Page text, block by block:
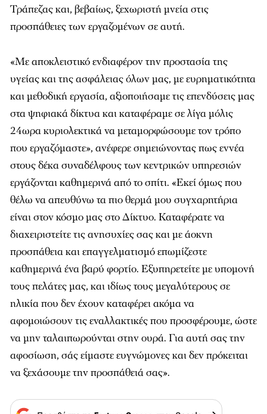
Τράπεζας και, βεβαίως, ξεχωριστή μνεία στις
προσπάθειες των εργαζομένων σε αυτή.
«Με αποκλειστικό ενδιαφέρον την προστασία της
υγείας και της ασφάλειας όλων μας, με ευρηματικότητα
και μεθοδική εργασία, αξιοποιήσαμε τις επενδύσεις μας
στα ψηφιακά δίκτυα και καταφέραμε σε λίγα μόλις
24ωρα κυριολεκτικά να μεταμορφώσουμε τον τρόπο
που εργαζόμαστε», ανέφερε σημειώνοντας πως εννέα
στους δέκα συναδέλφους των κεντρικών υπηρεσιών
εργάζονται καθημερινά από το σπίτι. «Εκεί όμως που
θέλω να απευθύνω τα πιο θερμά μου συγχαρητήρια
είναι στον κόσμο μας στο Δίκτυο. Καταφέρατε να
διαχειριστείτε τις ανησυχίες σας και με άοκνη
προσπάθεια και επαγγελματισμό επωμίζεστε
καθημερινά ένα βαρύ φορτίο. Εξυπηρετείτε με υπομονή
τους πελάτες μας, και ιδίως τους μεγαλύτερους σε
ηλικία που δεν έχουν καταφέρει ακόμα να
αφομοιώσουν τις εναλλακτικές που προσφέρουμε, ώστε
να μην ταλαιπωρούνται στην ουρά. Για αυτή σας την
αφοσίωση, σάς είμαστε ευγνώμονες και δεν πρόκειται
να ξεχάσουμε την προσπάθειά σας».